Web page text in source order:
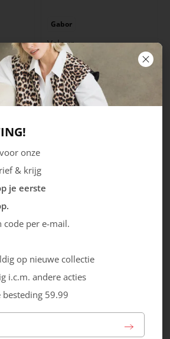
Gabor
Velour
129.99
Coroni
onze
& krijg
je eerste
code per e-mail.
op nieuwe collectie
i.c.m. andere acties
59.99